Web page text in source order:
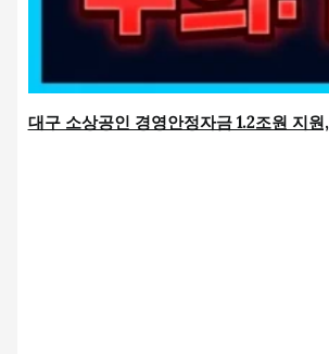
대구 소상공인 경영안정자금 1.2조원 지